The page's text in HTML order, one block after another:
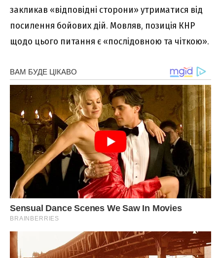
закликав «відповідні сторони» утриматися від
посилення бойових дій. Мовляв, позиція КНР
щодо цього питання є «послідовною та чіткою».